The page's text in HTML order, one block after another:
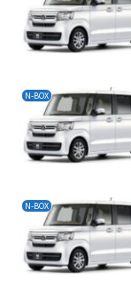
N-BOX
N-BOX